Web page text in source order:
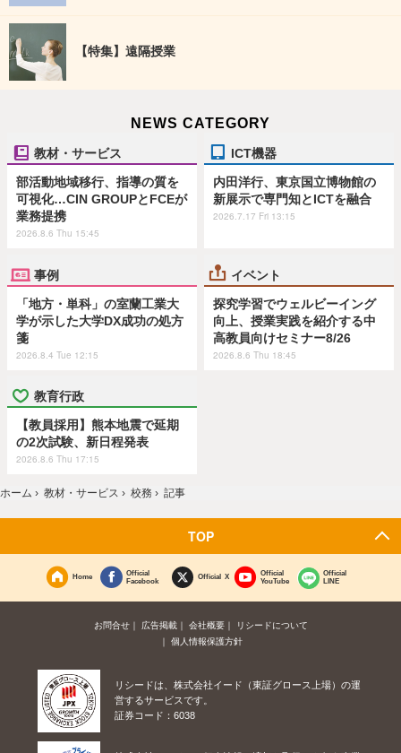
【特集】遠隔授業
NEWS CATEGORY
教材・サービス
部活動地域移行、指導の質を
可視化…CIN GROUPとFCEが
業務提携
2026.8.6 Thu 15:45
ICT機器
内田洋行、東京国立博物館の
新展示で専門知とICTを融合
2026.7.17 Fri 13:15
事例
「地方・単科」の室蘭工業大
学が示した大学DX成功の処方
箋
2026.8.4 Tue 12:15
イベント
探究学習でウェルビーイング
向上、授業実践を紹介する中
高教員向けセミナー8/26
2026.8.6 Thu 18:45
教育行政
【教員採用】熊本地震で延期
の2次試験、新日程発表
2026.8.6 Thu 17:15
ホーム › 教材・サービス › 校務 › 記事
TOP
Home
Official
Facebook
Official X
Official
YouTube
Official
LINE
お問合せ 広告掲載 会社概要
リシードについて
個人情報保護方針
リシードは、株式会社イード（東証グロース上場）の運
営するサービスです。
証券コード：6038